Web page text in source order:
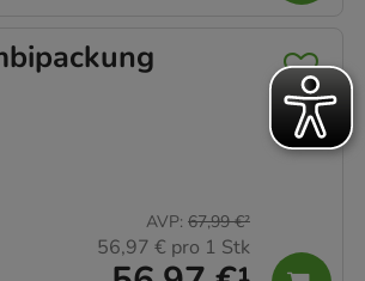
AVP: 67,99 €²
56,97 € pro 1 Stk